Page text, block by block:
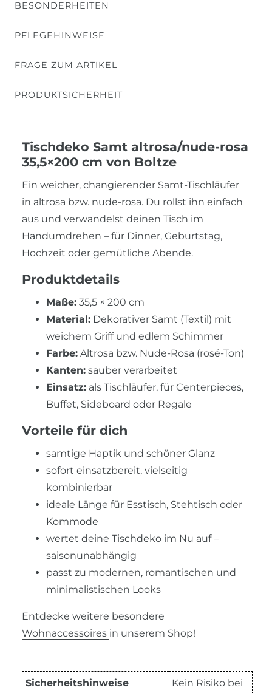
BESONDERHEITEN
PFLEGEHINWEISE
FRAGE ZUM ARTIKEL
PRODUKTSICHERHEIT
Tischdeko Samt altrosa/nude-rosa
35,5×200 cm von Boltze
Ein weicher, changierender Samt-Tischläufer
in altrosa bzw. nude-rosa. Du rollst ihn einfach
aus und verwandelst deinen Tisch im
Handumdrehen – für Dinner, Geburtstag,
Hochzeit oder gemütliche Abende.
Produktdetails
Maße: 35,5 × 200 cm
Material: Dekorativer Samt (Textil) mit
weichem Griff und edlem Schimmer
Farbe: Altrosa bzw. Nude-Rosa (rosé-Ton)
Kanten: sauber verarbeitet
Einsatz: als Tischläufer, für Centerpieces,
Buffet, Sideboard oder Regale
Vorteile für dich
samtige Haptik und schöner Glanz
sofort einsatzbereit, vielseitig
kombinierbar
ideale Länge für Esstisch, Stehtisch oder
Kommode
wertet deine Tischdeko im Nu auf –
saisonunabhängig
passt zu modernen, romantischen und
minimalistischen Looks
Entdecke weitere besondere
Wohnaccessoires in unserem Shop!
Sicherheitshinweise
Kein Risiko bei